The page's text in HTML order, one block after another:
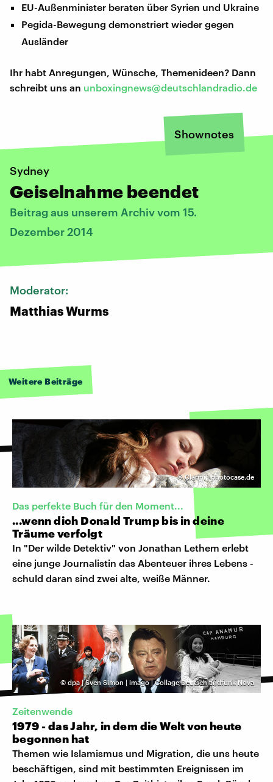
EU-Außenminister beraten über Syrien und Ukraine
Pegida-Bewegung demonstriert wieder gegen
Ausländer
Ihr habt Anregungen, Wünsche, Themenideen? Dann
schreibt uns an unboxingnews@deutschlandradio.de
Shownotes
Sydney
Geiselnahme beendet
Beitrag aus unserem Archiv vom 15.
Dezember 2014
Moderator:
Matthias Wurms
Weitere Beiträge
©Clarini | photocase.de
Das perfekte Buch für den Moment...
...wenn dich Donald Trump bis in deine
Träume verfolgt
In "Der wilde Detektiv" von Jonathan Lethem erlebt
eine junge Journalistin das Abenteuer ihres Lebens -
schuld daran sind zwei alte, weiße Männer.
© dpa | Sven Simon | imago | Collage Deutschlandfunk Nova
Zeitenwende
1979 - das Jahr, in dem die Welt von heute
begonnen hat
Themen wie Islamismus und Migration, die uns heute
beschäftigen, sind mit bestimmten Ereignissen im